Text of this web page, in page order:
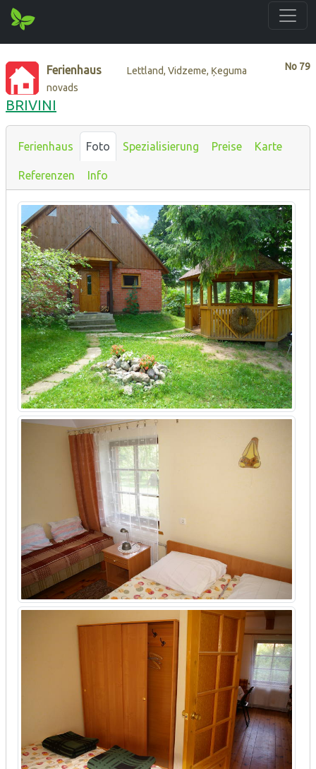
No 79
Ferienhaus
Lettland, Vidzeme, Ķeguma
novads
BRIVINI
Ferienhaus Foto Spezialisierung Preise Karte
Referenzen Info